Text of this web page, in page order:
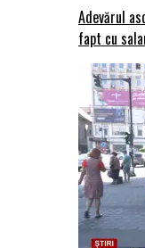
Adevărul
fapt cu